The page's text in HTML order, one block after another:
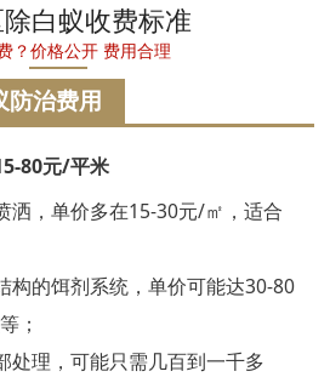
白蚁收费标准
？价格公开 费用合理
防治费用
80元/平米
洒，单价多在15-30元/㎡，适合
构的饵剂系统，单价可能达30-80
；
处理，可能只需几百到一千多